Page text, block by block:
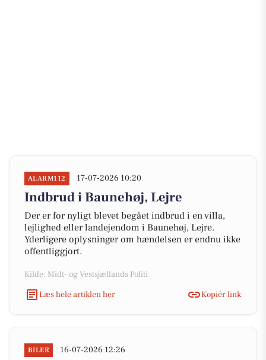
ALARM112 17-07-2026 10:20
Indbrud i Baunehøj, Lejre
Der er for nyligt blevet begået indbrud i en villa,
lejlighed eller landejendom i Baunehøj, Lejre.
Yderligere oplysninger om hændelsen er endnu ikke
offentliggjort.
Kilde: Midt- og Vestsjællands Politi
Læs hele artiklen her
Kopiér link
BILER 16-07-2026 12:26